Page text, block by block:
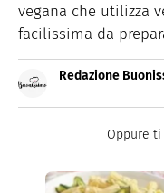
vegana che utilizza
facilissima da
Redazione
quale trovi idee
Oppure